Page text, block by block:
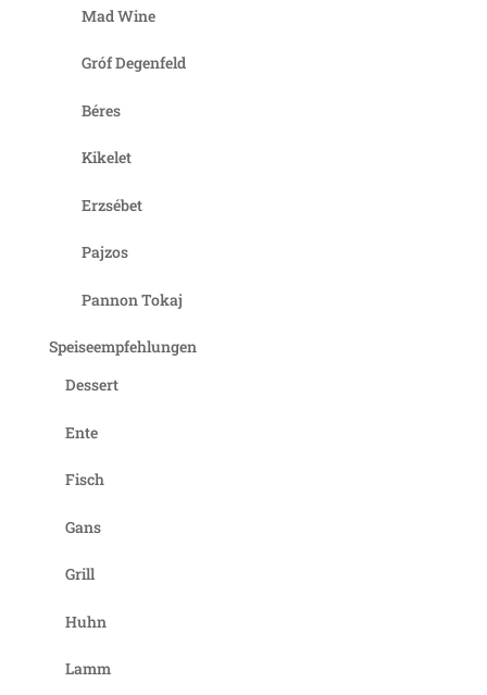
Mad Wine
Gróf Degenfeld
Béres
Kikelet
Erzsébet
Pajzos
Pannon Tokaj
Speiseempfehlungen
Dessert
Ente
Fisch
Gans
Grill
Huhn
Lamm